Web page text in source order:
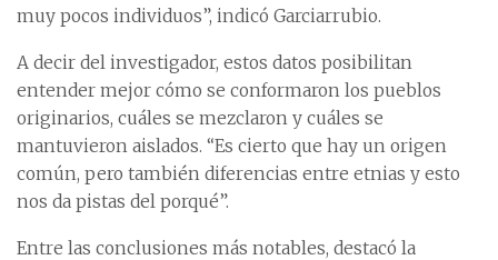
muy pocos individuos”, indicó Garciarrubio.
A decir del investigador, estos datos posibilitan
entender mejor cómo se conformaron los pueblos
originarios, cuáles se mezclaron y cuáles se
mantuvieron aislados. “Es cierto que hay un origen
común, pero también diferencias entre etnias y esto
nos da pistas del porqué”.
Entre las conclusiones más notables, destacó la